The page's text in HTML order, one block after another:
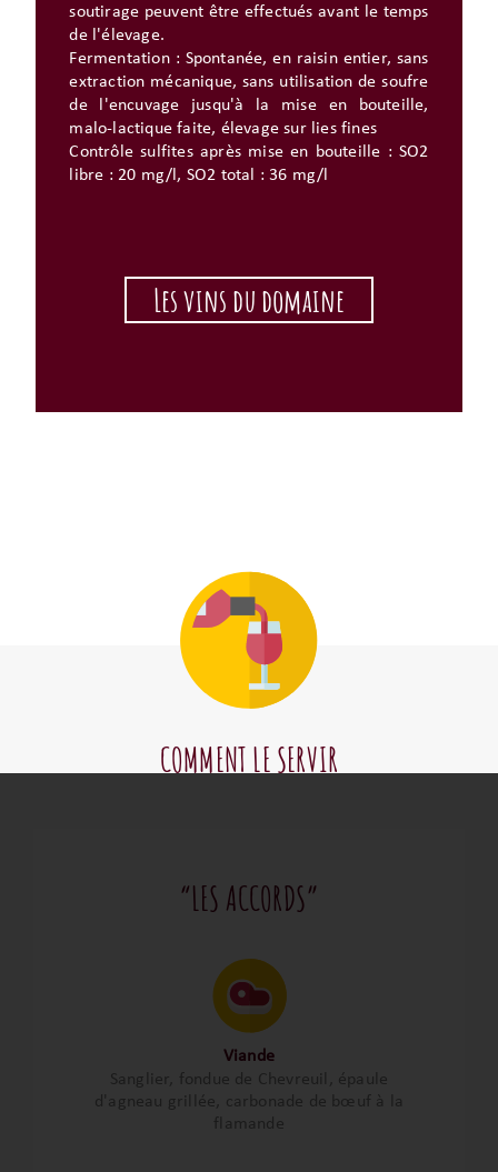
soutirage peuvent être effectués avant le temps
de l'élevage.
Fermentation : Spontanée, en raisin entier, sans
extraction mécanique, sans utilisation de soufre
de l'encuvage jusqu'à la mise en bouteille,
malo-lactique faite, élevage sur lies fines
Contrôle sulfites après mise en bouteille : SO2
libre : 20 mg/l, SO2 total : 36 mg/l
Les vins du domaine
COMMENT LE SERVIR
“LES ACCORDS”
Viande
Sanglier, fondue de Chevreuil, épaule
d'agneau grillée, carbonade de bœuf à la
flamande